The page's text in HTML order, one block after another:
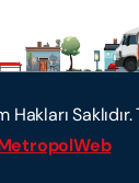
Hakları